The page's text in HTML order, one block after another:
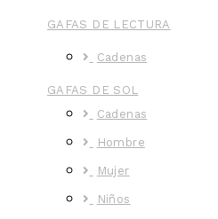
GAFAS DE LECTURA
Cadenas
GAFAS DE SOL
Cadenas
Hombre
Mujer
Niños